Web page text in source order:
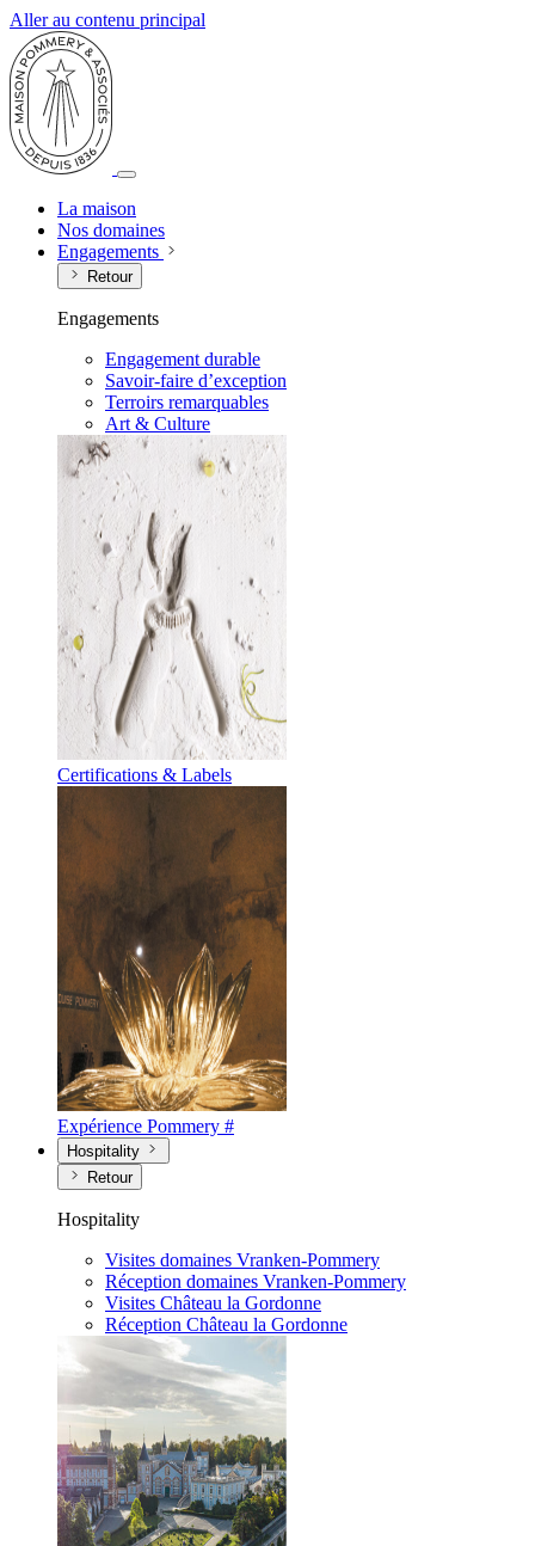
Aller au contenu principal
La maison
Nos domaines
Engagements
Retour
Engagements
Engagement durable
Savoir-faire d’exception
Terroirs remarquables
Art & Culture
Certifications & Labels
Expérience Pommery #
Hospitality
Retour
Hospitality
Visites domaines Vranken-Pommery
Réception domaines Vranken-Pommery
Visites Château la Gordonne
Réception Château la Gordonne